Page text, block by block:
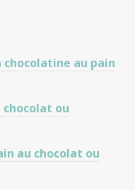
chocolatine au pain
ou
au chocolat ou